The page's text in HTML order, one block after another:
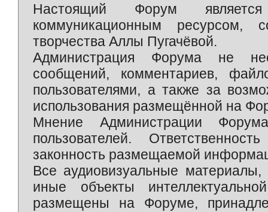
Настоящий Форум является
коммуникационным ресурсом,
творчества Аллы Пугачёвой.
Администрация Форума не
сообщений, комментариев,
пользователями, а также за
использования размещённой на
Мнение Администрации
пользователей.
законность размещаемой
Все аудиовизуальные
иные объекты
размещены на Форуме,